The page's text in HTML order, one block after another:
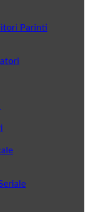
Parinti